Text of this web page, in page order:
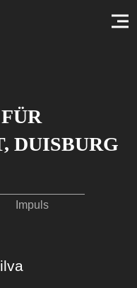
DUISBURG
Impuls